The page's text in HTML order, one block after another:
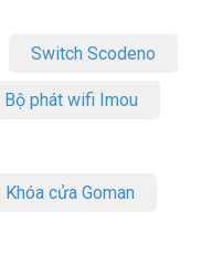
Switch Scodeno
Bộ phát wifi Imou
Khóa cửa Goman